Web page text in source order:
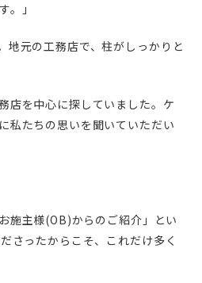
。」
地元の工務店で、柱がしっかりと
店を中心に探していました。ケ
私たちの思いを聞いていただい
施主様(OB)からのご紹介」とい
さったからこそ、これだけ多く